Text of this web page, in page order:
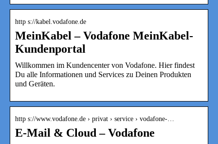
http s://kabel.vodafone.de
MeinKabel – Vodafone MeinKabel-
Kundenportal
Willkommen im Kundencenter von Vodafone. Hier findest
Du alle Informationen und Services zu Deinen Produkten
und Geräten.
http s://www.vodafone.de › privat › service › vodafone-…
E-Mail & Cloud – Vodafone